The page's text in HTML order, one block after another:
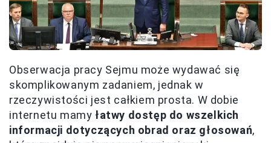
Obserwacja pracy Sejmu może wydawać się
skomplikowanym zadaniem, jednak w
rzeczywistości jest całkiem prosta. W dobie
internetu mamy łatwy dostęp do wszelkich
informacji dotyczących obrad oraz głosowań,